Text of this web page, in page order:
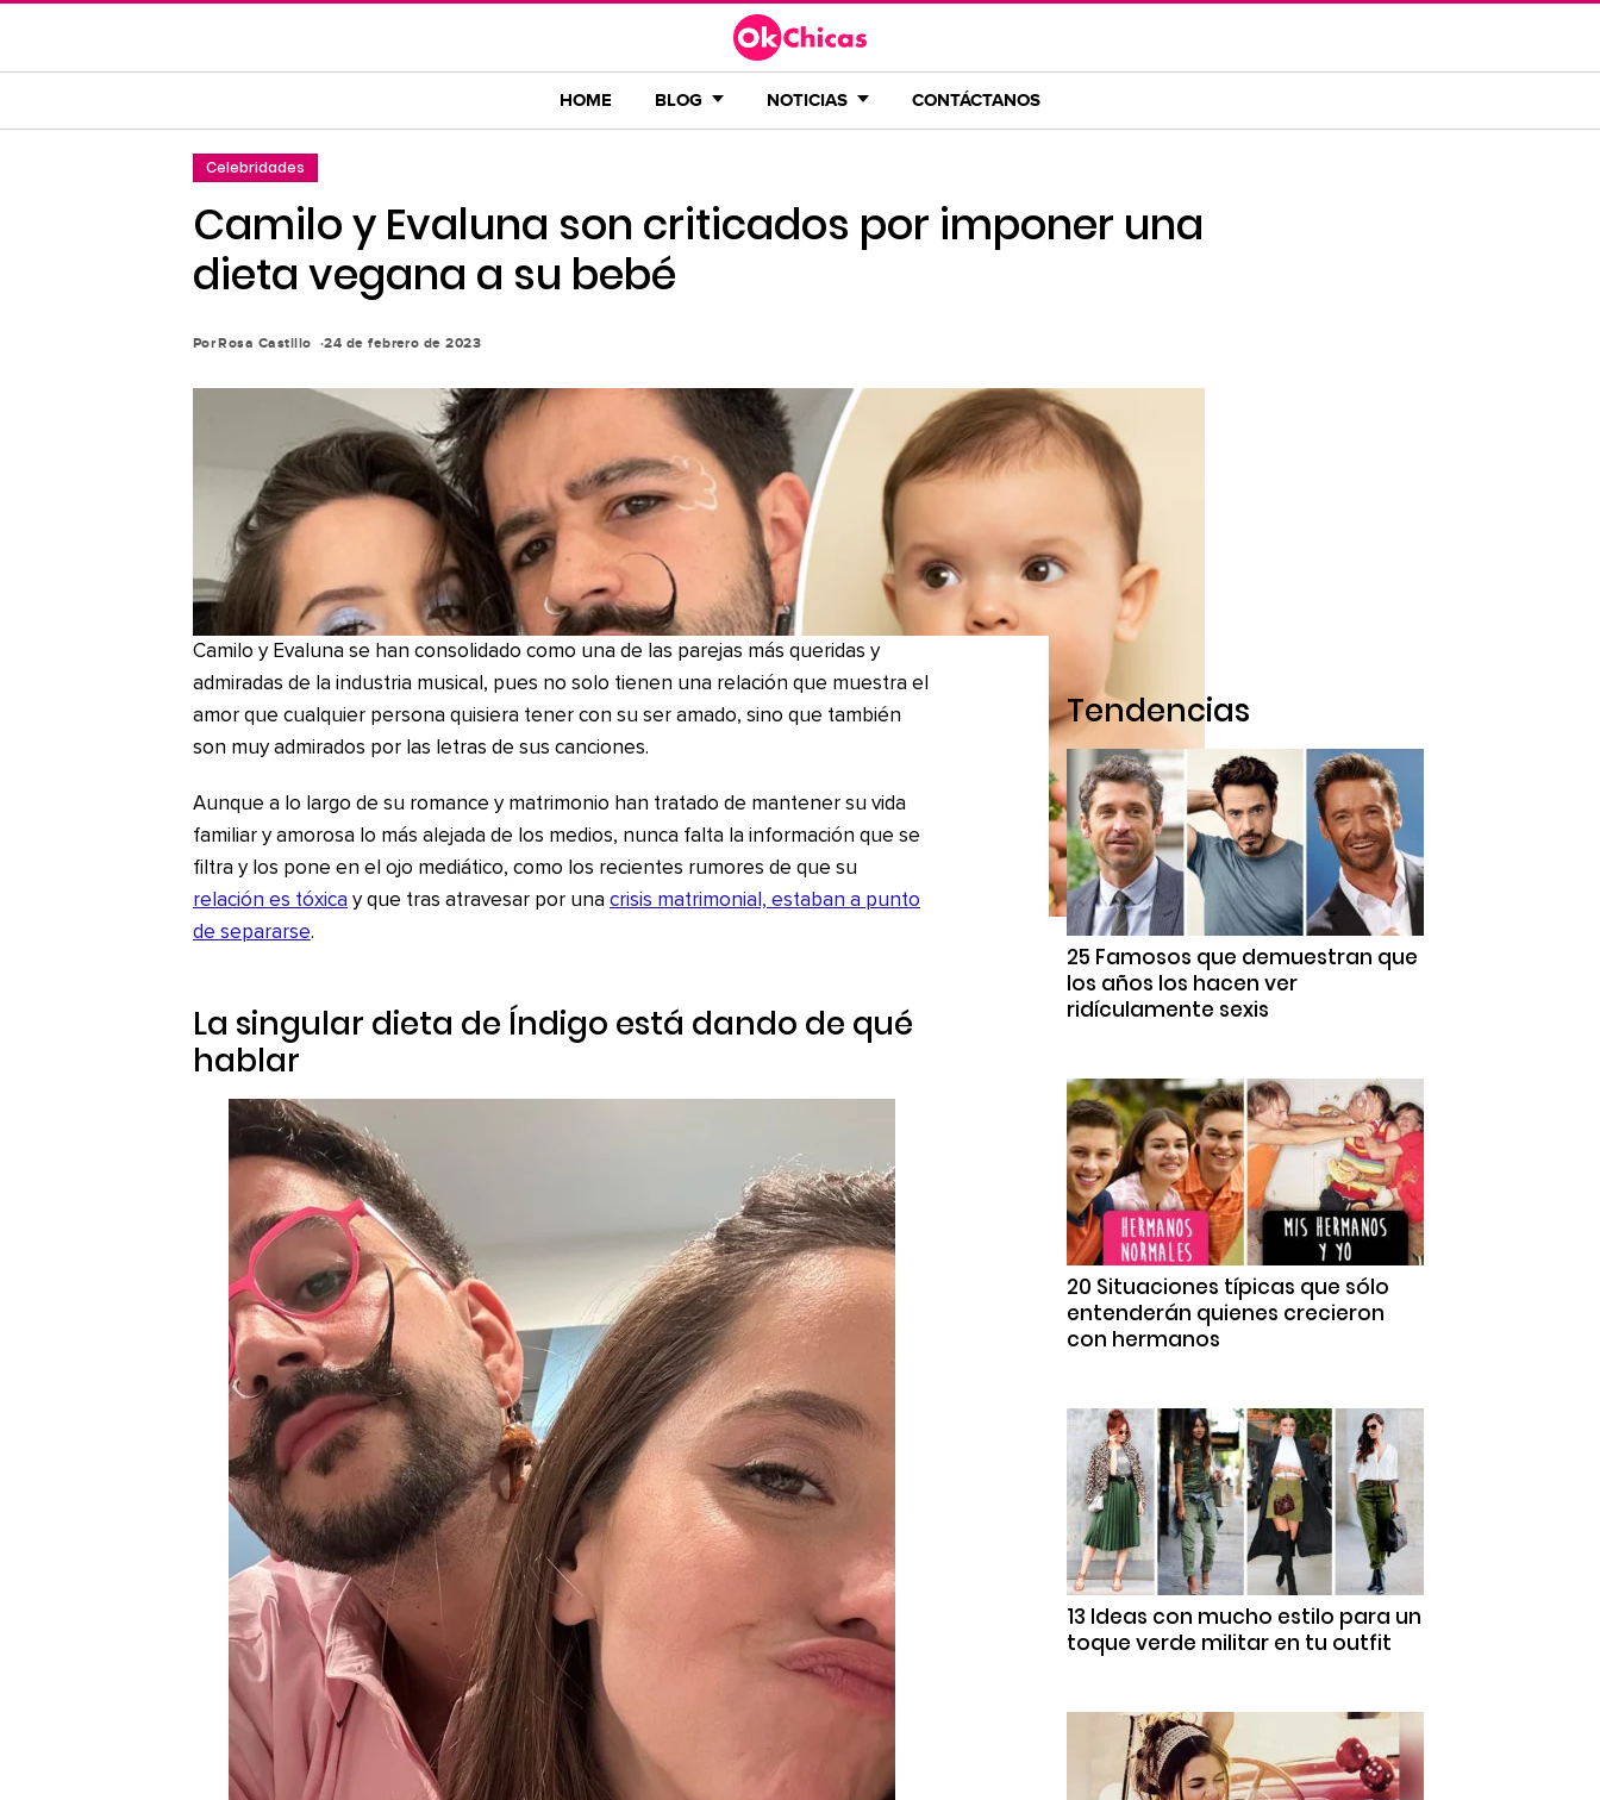
contenido
HOME BLOG NOTICIAS CONTÁCTANOS
Celebridades
Camilo y Evaluna son criticados por imponer una
dieta vegana a su bebé
PorRosa Castillo 24 de febrero de 2023
Camilo y Evaluna se han consolidado como una de las parejas más queridas y
admiradas de la industria musical, pues no solo tienen una relación que muestra el
amor que cualquier persona quisiera tener con su ser amado, sino que también
son muy admirados por las letras de sus canciones.
Aunque a lo largo de su romance y matrimonio han tratado de mantener su vida
familiar y amorosa lo más alejada de los medios, nunca falta la información que se
filtra y los pone en el ojo mediático, como los recientes rumores de que su
relación es tóxica y que tras atravesar por una crisis matrimonial, estaban a punto
de separarse.
La singular dieta de Índigo está dando de qué
hablar
Tendencias
25 Famosos que demuestran que
los años los hacen ver
ridículamente sexis
20 Situaciones típicas que sólo
entenderán quienes crecieron
con hermanos
13 Ideas con mucho estilo para un
toque verde militar en tu outfit